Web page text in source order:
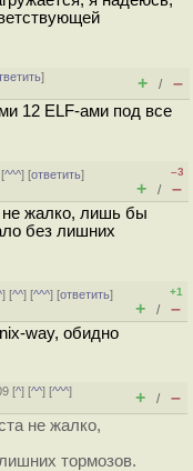
]
+ / –
12 ELF-ами под все
^^^] [ответить]
–3
+ / –
не жалко, лишь бы
без лишних
] [^^] [^^^] [ответить]
+1
+ / –
way, обидно
[^] [^^] [^^^]
+ / –
не жалко,
тормозов.